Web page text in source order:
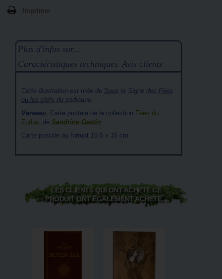
Imprimer
Plus d'infos sur...
Caractéristiques techniques Avis clients
Cette illustration est tirée de Sous le Signe des Fées
ou les clefs du zodiaque.
Verseau, Carte postale de la collection Fées du
Zodiac de Sandrine Gestin
Carte postale au format 10,5 x 15 cm.
LES CLIENTS QUI ONT ACHETÉ CE
PRODUIT ONT ÉGALEMENT ACHETÉ...